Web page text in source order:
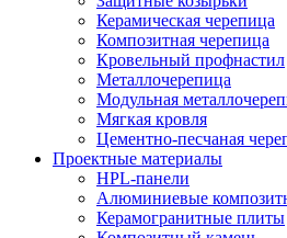
Керамическая черепица
Композитная черепица
Кровельный профнастил
Металлочерепица
Модульная
Мягкая кровля
Цементно-песчаная
Проектные материалы
HPL-панели
Алюминиевые
Керамогранитные плиты